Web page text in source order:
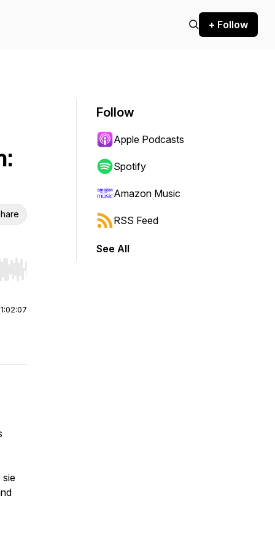
+ Follow
Hold shift to jump forward or backward.
1:02:07
sie
Follow
Apple Podcasts
Spotify
Amazon Music
RSS Feed
See All